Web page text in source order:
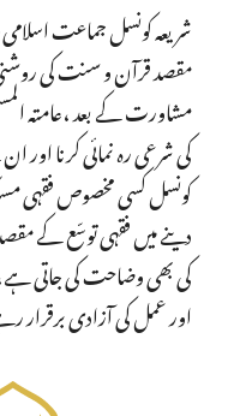
شریعہ کونسل جماعت
مقصد قرآن و سنت کی
مشاورت کے بعد ،عامتہ
کی شرعی رہ نمائی کرنا
کونسل کسی مخصوص فقہی
دینے میں فقہی توسّع کے
کی بھی وضاحت کی جاتی ہے،
اور عمل کی آزادی برقرار